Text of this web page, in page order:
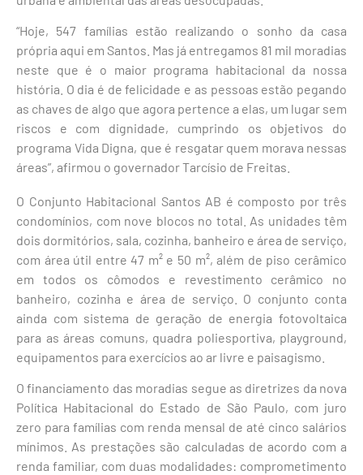
“Hoje, 547 famílias estão realizando o sonho da casa
própria aqui em Santos. Mas já entregamos 81 mil moradias
neste que é o maior programa habitacional da nossa
história. O dia é de felicidade e as pessoas estão pegando
as chaves de algo que agora pertence a elas, um lugar sem
riscos e com dignidade, cumprindo os objetivos do
programa Vida Digna, que é resgatar quem morava nessas
áreas”, afirmou o governador Tarcísio de Freitas.
O Conjunto Habitacional Santos AB é composto por três
condomínios, com nove blocos no total. As unidades têm
dois dormitórios, sala, cozinha, banheiro e área de serviço,
com área útil entre 47 m² e 50 m², além de piso cerâmico
em todos os cômodos e revestimento cerâmico no
banheiro, cozinha e área de serviço. O conjunto conta
ainda com sistema de geração de energia fotovoltaica
para as áreas comuns, quadra poliesportiva, playground,
equipamentos para exercícios ao ar livre e paisagismo.
O financiamento das moradias segue as diretrizes da nova
Política Habitacional do Estado de São Paulo, com juro
zero para famílias com renda mensal de até cinco salários
mínimos. As prestações são calculadas de acordo com a
renda familiar, com duas modalidades: comprometimento